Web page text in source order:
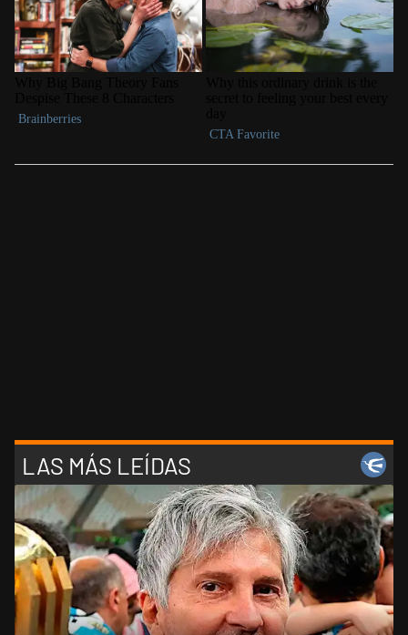
LAS MÁS LEÍDAS